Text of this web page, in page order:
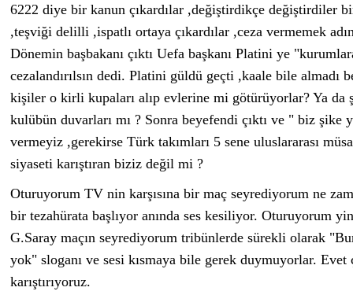
6222 diye bir kanun çıkardılar ,değiştirdikçe değiştirdiler
,teşviği delilli ,ispatlı ortaya çıkardılar ,ceza vermemek
Dönemin başbakanı çıktı Uefa başkanı Platini ye
cezalandırılsın dedi. Platini güldü geçti ,kaale bile almadı
kişiler o kirli kupaları alıp evlerine mi götürüyorlar? Ya da
kulübün duvarları mı ? Sonra beyefendi çıktı ve " biz şike
vermeyiz ,gerekirse Türk takımları 5 sene uluslararası
siyaseti karıştıran biziz değil mi ?
Oturuyorum TV nin karşısına bir maç seyrediyorum ne
bir tezahürata başlıyor anında ses kesiliyor. Oturuyorum
G.Saray maçın seyrediyorum tribünlerde sürekli olarak
yok" sloganı ve sesi kısmaya bile gerek duymuyorlar. Evet
karıştırıyoruz.